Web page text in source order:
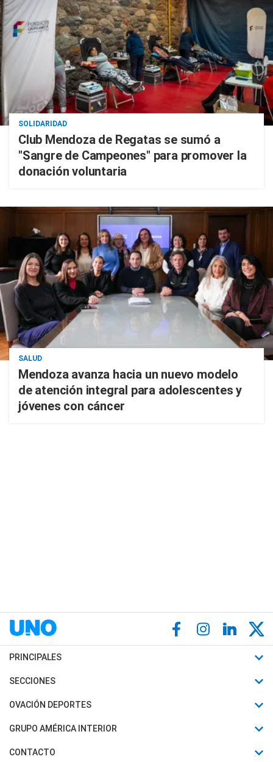
SOLIDARIDAD
Club Mendoza de Regatas se sumó a
"Sangre de Campeones" para promover la
donación voluntaria
SALUD
Mendoza avanza hacia un nuevo modelo
de atención integral para adolescentes y
jóvenes con cáncer
PRINCIPALES
Últimas Noticias
Política
Judiciales
SECCIONES
Horóscopo
Motores
OVACIÓN DEPORTES
Fútbol
Mundial
GRUPO AMÉRICA INTERIOR
Canal 7 en Vivo
CONTACTO